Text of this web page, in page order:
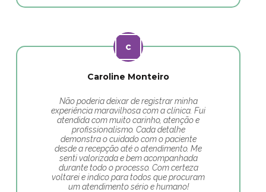
Caroline Monteiro
Não poderia deixar de registrar minha
experiência maravilhosa com a clínica. Fui
atendida com muito carinho, atenção e
profissionalismo. Cada detalhe
demonstra o cuidado com o paciente
desde a recepção até o atendimento. Me
senti valorizada e bem acompanhada
durante todo o processo. Com certeza
voltarei e indico para todos que procuram
um atendimento sério e humano!